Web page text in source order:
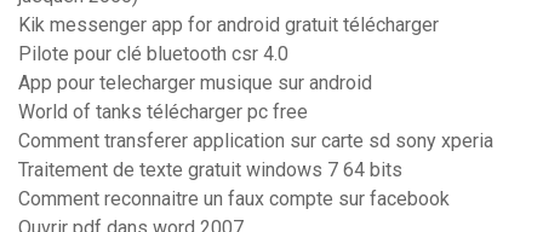
Kik messenger app for android gratuit télécharger
Pilote pour clé bluetooth csr 4.0
App pour telecharger musique sur android
World of tanks télécharger pc free
Comment transferer application sur carte sd sony xperia
Traitement de texte gratuit windows 7 64 bits
Comment reconnaitre un faux compte sur facebook